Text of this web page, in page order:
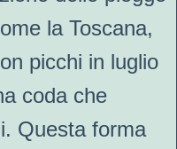
la Toscana,
picchi in luglio
coda che
Questa forma